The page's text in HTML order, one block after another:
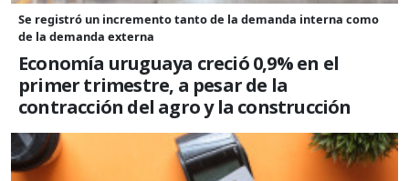
Se registró un incremento tanto de la demanda interna como
de la demanda externa
Economía uruguaya creció 0,9% en el
primer trimestre, a pesar de la
contracción del agro y la construcción